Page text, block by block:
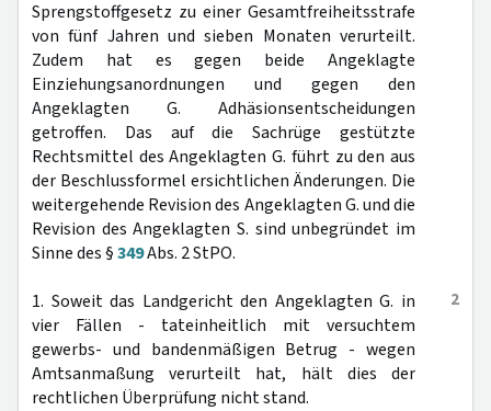
Sprengstoffgesetz zu einer Gesamtfreiheitsstrafe
von fünf Jahren und sieben Monaten verurteilt.
Zudem hat es gegen beide Angeklagte
Einziehungsanordnungen und gegen den
Angeklagten G. Adhäsionsentscheidungen
getroffen. Das auf die Sachrüge gestützte
Rechtsmittel des Angeklagten G. führt zu den aus
der Beschlussformel ersichtlichen Änderungen. Die
weitergehende Revision des Angeklagten G. und die
Revision des Angeklagten S. sind unbegründet im
Sinne des §349Abs. 2 StPO.
2
1. Soweit das Landgericht den Angeklagten G. in
vier Fällen - tateinheitlich mit versuchtem
gewerbs- und bandenmäßigen Betrug - wegen
Amtsanmaßung verurteilt hat, hält dies der
rechtlichen Überprüfung nicht stand.